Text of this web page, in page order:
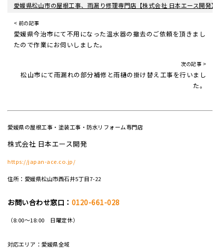
愛媛県松山市の屋根工事、雨漏り修理専門店【株式会社 日本エース開発】
< 前の記事
愛媛県今治市にて不用になった温水器の撤去のご依頼を頂きまし
たので作業にお伺いしました。
次の記事 >
松山市にて雨漏れの部分補修と雨樋の掛け替え工事を行いまし
た。
愛媛県の屋根工事・塗装工事・防水リフォーム専門店
株式会社 日本エース開発
https://japan-ace.co.jp/
住所：愛媛県松山市西石井5丁目7-22
お問い合わせ窓口： 0120-661-028
（8:00～18:00 日曜定休）
対応エリア：愛媛県全域